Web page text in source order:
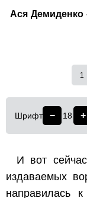
Ася Демиденко
1
Шрифт − 18 +
И вот
издаваемых
направилась